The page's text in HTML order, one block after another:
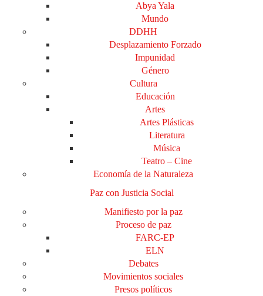
Abya Yala
Mundo
DDHH
Desplazamiento Forzado
Impunidad
Género
Cultura
Educación
Artes
Artes Plásticas
Literatura
Música
Teatro – Cine
Economía de la Naturaleza
Paz con Justicia Social
Manifiesto por la paz
Proceso de paz
FARC-EP
ELN
Debates
Movimientos sociales
Presos políticos